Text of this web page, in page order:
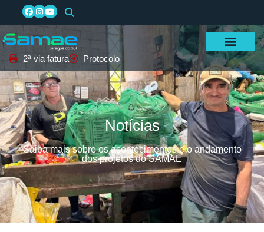
2ª via fatura Protocolo
Notícias
Saiba mais sobre os acontecimentos e o andamento
dos projetos do SAMAE